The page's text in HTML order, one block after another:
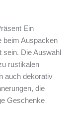
Ein
beim Auspacken
sein. Die Auswahl
rustikalen
auch dekorativ
die
Geschenke